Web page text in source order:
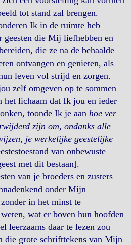
tot stand zal brengen.
Ik in de ruimte heb
geesten die Mij liefhebben en
die ze na de behaalde
ontvangen en genieten, als
leven vol strijd en zorgen.
zelf omgeven op te sommen
het lichaam dat Ik jou en ieder
toonde Ik je aan hoe ver
zijn om, ondanks alle
je werkelijke geestelijke
van onbewuste
met dit bestaan].
van je broeders en zusters
onder Mijn
in het minst te
wat er boven hun hoofden
leerzaams daar te lezen zou
die grote schrifttekens van Mijn